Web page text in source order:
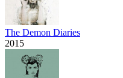
The Demon Diaries
2015